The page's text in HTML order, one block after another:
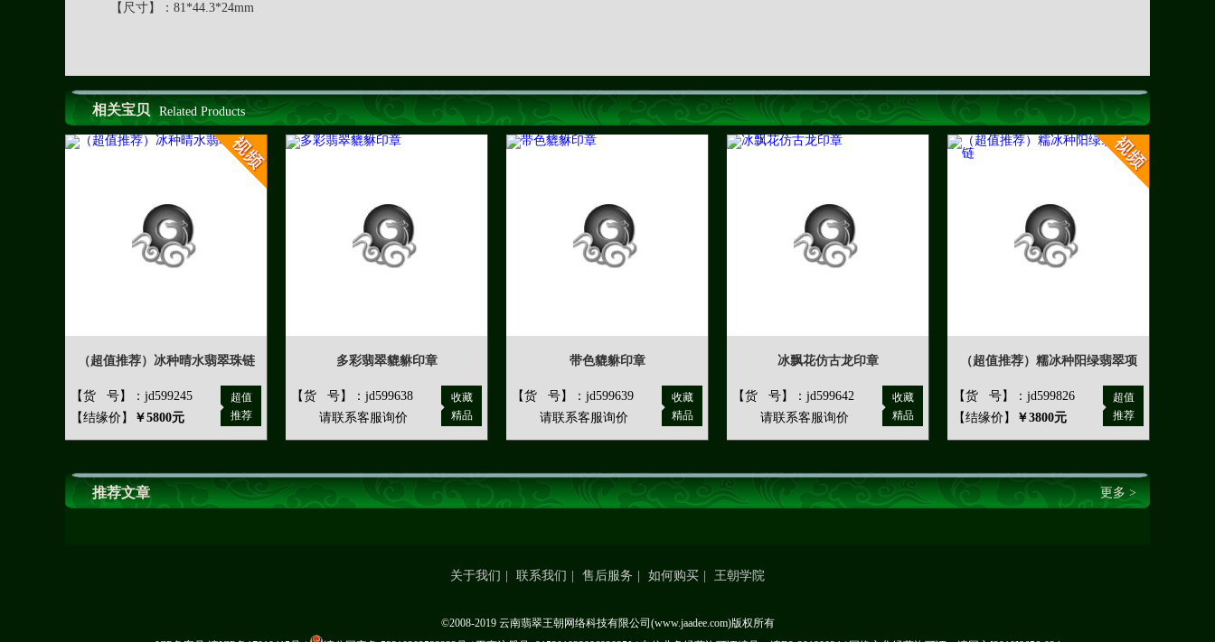
【尺寸】： 81*44.3*24mm
相关宝贝 Related Products
（超值推荐）冰种晴水翡翠珠链
【货 号】：jd599245
【结缘价】
￥5800元
超值
推荐
多彩翡翠貔貅印章
【货 号】：jd599638
请联系客服询价
收藏
精品
带色貔貅印章
【货 号】：jd599639
请联系客服询价
收藏
精品
冰飘花仿古龙印章
【货 号】：jd599642
请联系客服询价
收藏
精品
（超值推荐）糯冰种阳绿翡翠项
【货 号】：jd599826
【结缘价】
￥3800元
超值
推荐
推荐文章 更多 >
关于我们 联系我们 售后服务 如何购买 王朝学院
©2008-2019 云南翡翠王朝网络科技有限公司(www.jaadee.com)版权所有